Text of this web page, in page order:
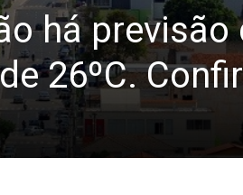
há previsão
26ºC.